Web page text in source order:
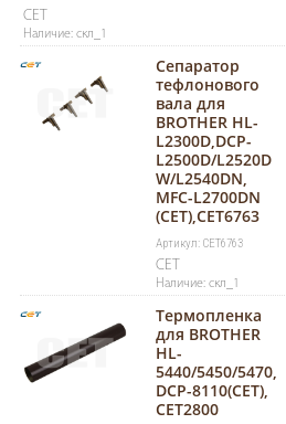
CET
Наличие: скл_1
Сепаратор
тефлонового
вала для
BROTHER HL-
L2300D,DCP-
L2500D/L2520D
W/L2540DN,
MFC-L2700DN
(CET),CET6763
Артикул: CET6763
CET
Наличие: скл_1
Термопленка
для BROTHER
HL-
5440/5450/5470,
DCP-8110(CET),
CET2800